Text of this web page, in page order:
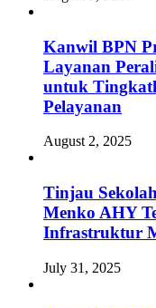
Kanwil BPN
Layanan
untuk
Pelayanan
August 2, 2025
Tinjau
Menko AHY
Infrastruktur
July 31, 2025